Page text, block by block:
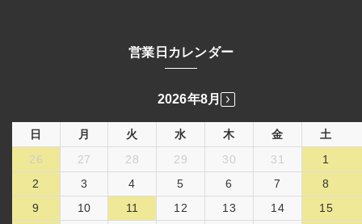
営業日カレンダー
2026年8月
日 月 火 水 木 金
土
26
27 28 29 30 31
1
2
3 4 5 6 7
8
9
10 11 12 13 14
15